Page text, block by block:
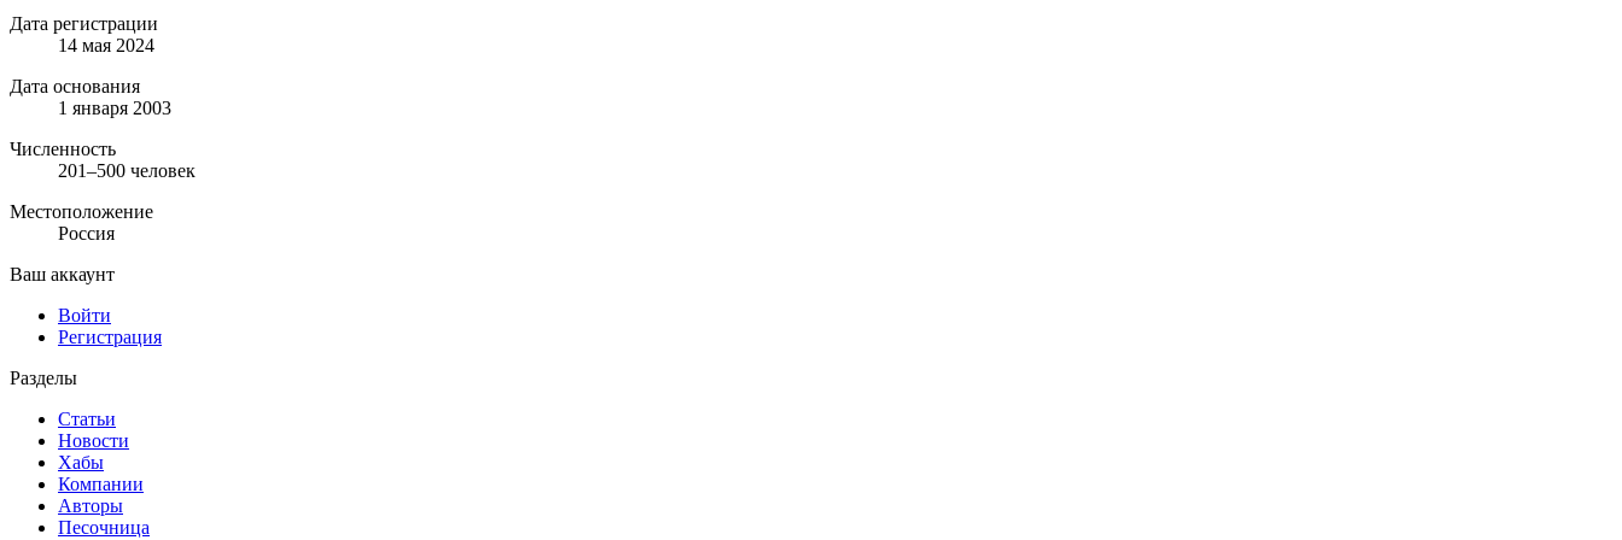
Дата регистрации
14 мая 2024
Дата основания
1 января 2003
Численность
201–500 человек
Местоположение
Россия
Ваш аккаунт
Войти
Регистрация
Разделы
Статьи
Новости
Хабы
Компании
Авторы
Песочница